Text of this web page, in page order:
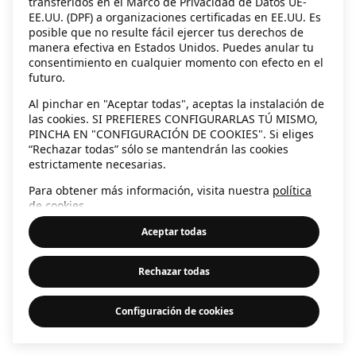
information).
EE.UU. (DPF) a organizaciones certificadas en EE.UU. Es
posible que no resulte fácil ejercer tus derechos de
manera efectiva en Estados Unidos. Puedes anular tu
consentimiento en cualquier momento con efecto en el
futuro.
Al pinchar en "Aceptar todas", aceptas la instalación de
las cookies. SI PREFIERES CONFIGURARLAS TÚ MISMO,
PINCHA EN "CONFIGURACIÓN DE COOKIES". Si eliges
“Rechazar todas” sólo se mantendrán las cookies
estrictamente necesarias.
Para obtener más información, visita nuestra política
de cookies
Aceptar todas
Rechazar todas
Configuración de cookies